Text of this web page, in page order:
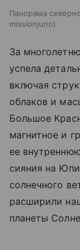
Панорама
missionjuno
За
успела
включая
облаков и
Большое
магнитное и
ее
сияния на
солнечного
расширили
планеты